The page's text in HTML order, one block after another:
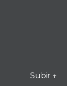
Subir ↑